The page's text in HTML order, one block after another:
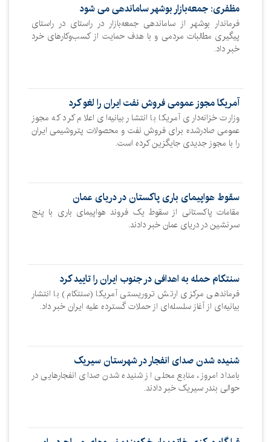
مظفری: جمعه‌بازار بوشهر ساماندهی می‌ شود
فرماندار بوشهر از ساماندهی جمعه‌بازار در راستای در راستای
پیگیری مطالبات مردمی و با هدف حمایت از کسب‌وکارهای خرد
خبر داد.
آمریکا مجوز عمومی فروش نفت ایران را لغو کرد
وزارت خزانه‌داری آمریکا با انتشار بیانیه‌ای اعلام کرد که مجوز
عمومی صادرشده برای فروش نفت و محصولات پتروشیمی ایران
را با مجوز جدیدی جایگزین کرده است.
سقوط هواپیمای باری پاکستان در دریای عمان
مقامات پاکستانی از سقوط یک فروند هواپیمای باری با پنج
سرنشین در دریای عمان خبر دادند.
سنتکام حمله به اهدافی در جنوب ایران را تایید کرد
فرماندهی مرکزی ارتش تروریستی آمریکا (سنتکام) با انتشار
بیانیه‌ای از آغاز سلسله‌ای از حملات گسترده علیه ایران خبر داد.
شنیده شدن صدای انفجار در شهرستان سیریک
بامداد امروز، منابع محلی از شنیده شدن صدای انفجارهایی در
حوالی بندر سیریک خبر دادند.